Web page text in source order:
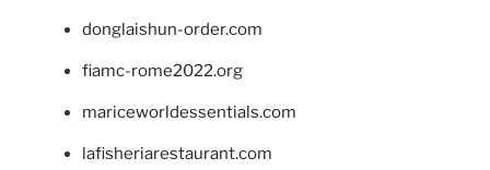
donglaishun-order.com
fiamc-rome2022.org
mariceworldessentials.com
lafisheriarestaurant.com